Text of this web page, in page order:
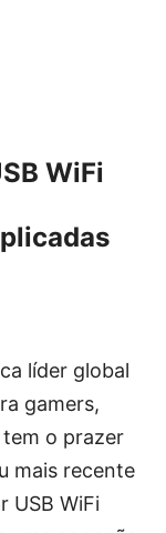
WiFi
líder global
gamers,
o prazer
mais recente
USB WiFi